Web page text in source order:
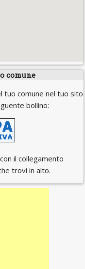
comune
tuo comune nel tuo sito
bollino:
il collegamento
trovi in alto.